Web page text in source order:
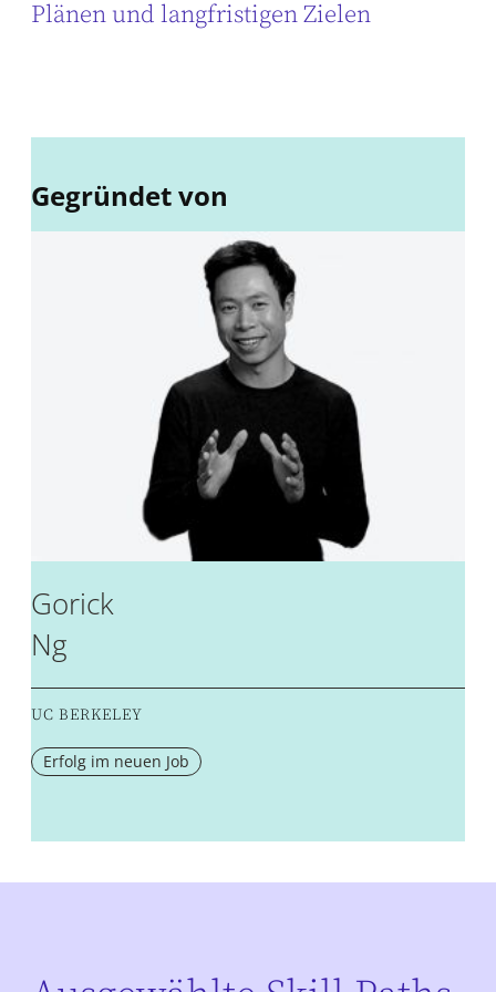
Plänen und langfristigen Zielen
Gegründet von
Gorick
Ng
UC BERKELEY
Erfolg im neuen Job